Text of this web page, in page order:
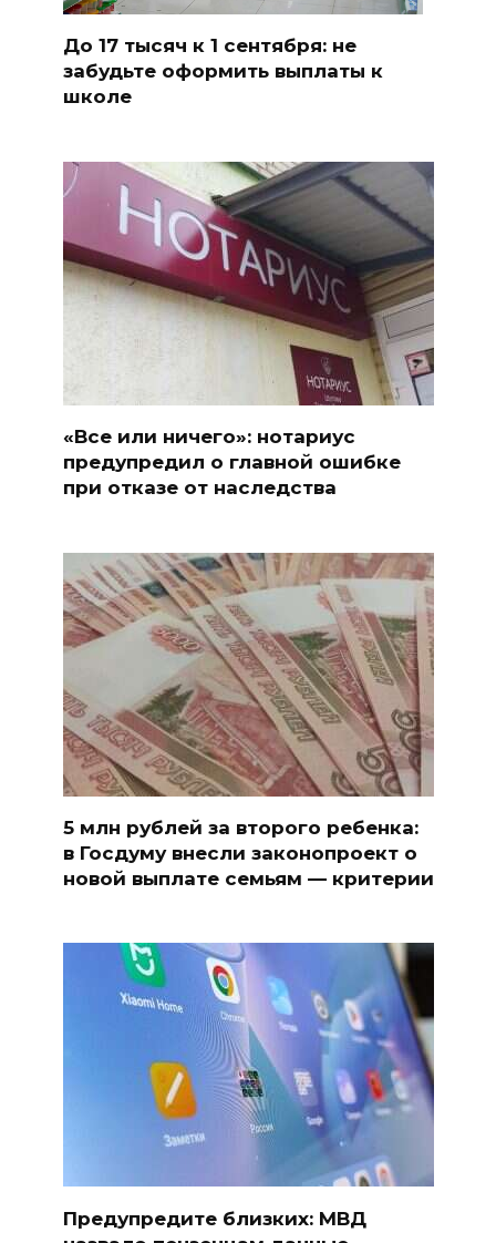
До 17 тысяч к 1 сентября: не
забудьте оформить выплаты к
школе
«Все или ничего»: нотариус
предупредил о главной ошибке
при отказе от наследства
5 млн рублей за второго ребенка:
в Госдуму внесли законопроект о
новой выплате семьям — критерии
Предупредите близких: МВД